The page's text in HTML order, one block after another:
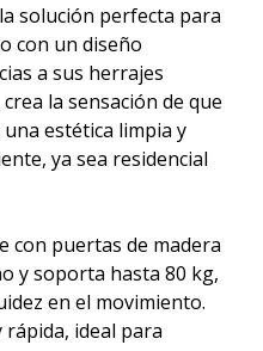
la solución perfecta para
con un diseño
a sus herrajes
la sensación de que
estética limpia y
ya sea residencial
con puertas de madera
y soporta hasta 80 kg,
en el movimiento.
rápida, ideal para